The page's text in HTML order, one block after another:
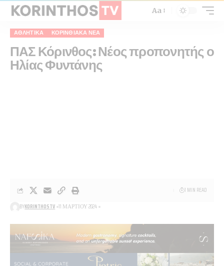
Aa
ΑΘΛΗΤΙΚΑ ΚΟΡΙΝΘΙΑΚΆ ΝΈΑ
ΠΑΣ Κόρινθος: Νέος προπονητής ο
Ηλίας Φυντάνης
BYKORINTHOSTV 11 ΜΑΡΤΊΟΥ 2024
1 MIN READ